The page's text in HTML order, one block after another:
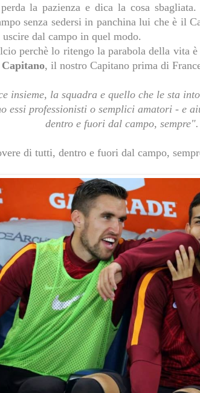
la pazienza e dica la cosa
senza sedersi in panchina lui che è il
dal campo in quel modo.
perchè lo ritengo la parabola della vita
Capitano, il nostro Capitano prima di
insieme, la squadra e quello che le sta
essi professionisti o semplici amatori - e
dentro e fuori dal campo, sempre".
di tutti, dentro e fuori dal campo,